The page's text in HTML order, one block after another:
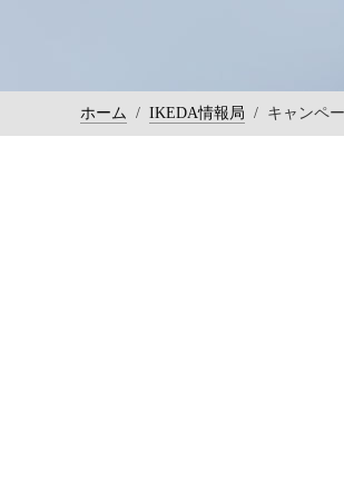
ホーム / IKEDA情報局 / キャンペ